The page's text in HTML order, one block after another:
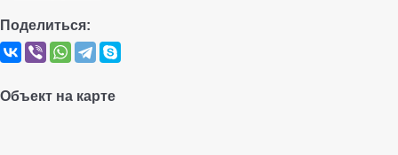
Поделиться:
Объект на карте